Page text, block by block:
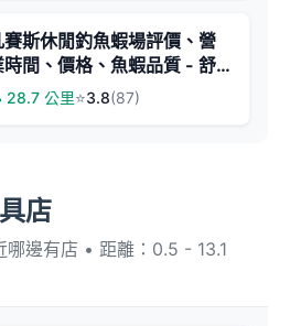
賽斯休閒釣魚蝦場評價、營
時間、價格、魚蝦品質 - 舒
釣蝦與美食體驗
28.7 公里⭐3.8(87)
店
哪邊有店 • 距離：0.5 - 13.1